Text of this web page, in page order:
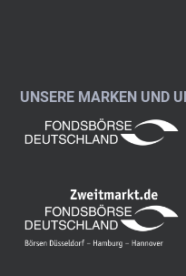
UNSERE MARKEN UND